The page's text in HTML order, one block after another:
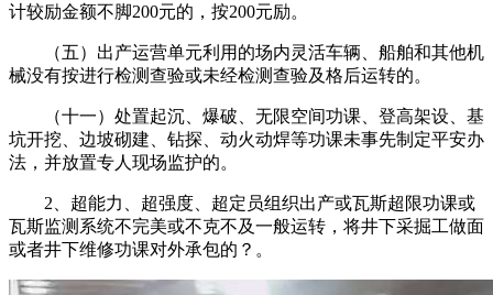
计较励金额不脚200元的，按200元励。
（五）出产运营单元利用的场内灵活车辆、船舶和其他机
械没有按进行检测查验或未经检测查验及格后运转的。
（十一）处置起沉、爆破、无限空间功课、登高架设、基
坑开挖、边坡砌建、钻探、动火动焊等功课未事先制定平安办
法，并放置专人现场监护的。
2、超能力、超强度、超定员组织出产或瓦斯超限功课或
瓦斯监测系统不完美或不克不及一般运转，将井下采掘工做面
或者井下维修功课对外承包的？。